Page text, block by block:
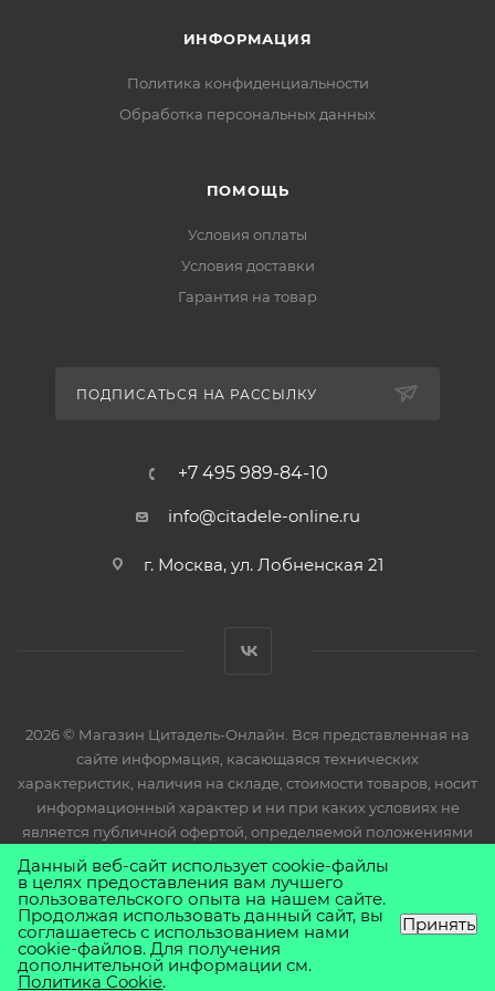
скоплению грязи и отложений, способствующих
Комплект поставки:
ИНФОРМАЦИЯ
Политика конфиденциальности
Обработка персональных данных
ПОМОЩЬ
Условия оплаты
Условия доставки
Гарантия на товар
ПОДПИСАТЬСЯ НА РАССЫЛКУ
+7 495 989-84-10
info@citadele-online.ru
г. Москва, ул. Лобненская 21
2026 © Магазин Цитадель-Онлайн. Вся представленная на
сайте информация, касающаяся технических
характеристик, наличия на складе, стоимости товаров, носит
информационный характер и ни при каких условиях не
является публичной офертой, определяемой положениями
Статьи 437(2) Гражданского кодекса РФ.
Данный веб-сайт использует cookie-файлы
в целях предоставления вам лучшего
пользовательского опыта на нашем сайте.
Продолжая использовать данный сайт, вы
соглашаетесь с использованием нами
cookie-файлов. Для получения
дополнительной информации см.
Политика Cookie.
Принять